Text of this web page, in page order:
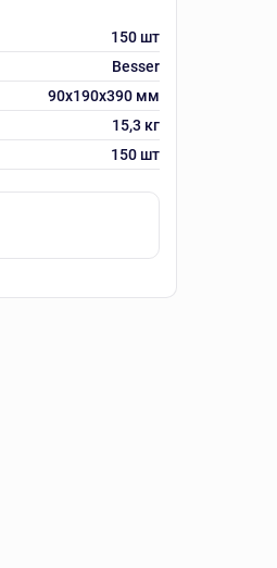
150 шт
Besser
90х190х390 мм
15,3 кг
150 шт